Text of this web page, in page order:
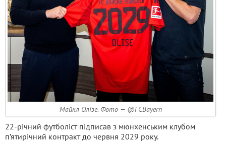
Майкл Олізе. Фото — @FCBayern
22-річний футболіст підписав з мюнхенським клубом
п’ятирічний контракт до червня 2029 року.